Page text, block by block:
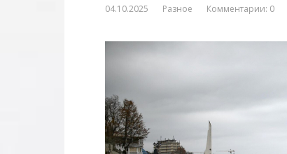
04.10.2025 Разное Комментарии: 0